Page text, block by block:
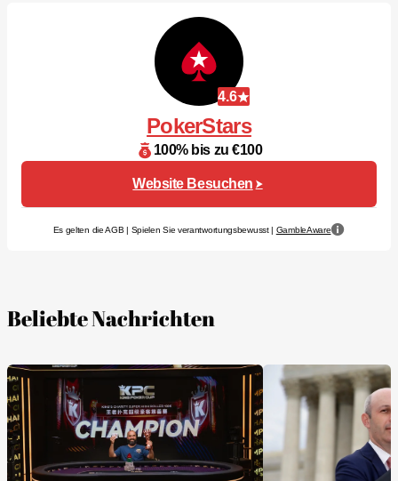
4.6
PokerStars
100% bis zu €100
Website Besuchen
Es gelten die AGB | Spielen Sie verantwortungsbewusst | GambleAware
Beliebte Nachrichten